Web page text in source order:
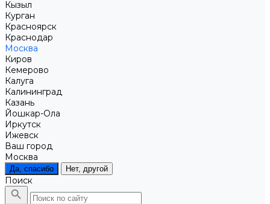
Кызыл
Курган
Красноярск
Краснодар
Москва
Киров
Кемерово
Калуга
Калининград
Казань
Йошкар-Ола
Иркутск
Ижевск
Ваш город
Москва
Да, спасибо Нет, другой
Поиск